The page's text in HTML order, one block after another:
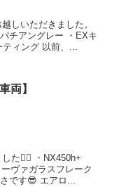
しいただきました。
チアングレー ・EXキ
ィング 以前、...
両】
た🙇‍♂️ ・NX450h+
ヴァガラスフレーク
です😎 エアロ...